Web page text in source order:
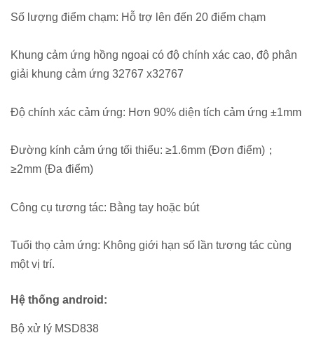
Số lượng điểm chạm: Hỗ trợ lên đến 20 điểm chạm
Khung cảm ứng hồng ngoại có độ chính xác cao, độ phân
giải khung cảm ứng 32767 x32767
Độ chính xác cảm ứng: Hơn 90% diện tích cảm ứng ±1mm
Đường kính cảm ứng tối thiểu: ≥1.6mm (Đơn điểm)；
≥2mm (Đa điểm)
Công cụ tương tác: Bằng tay hoặc bút
Tuổi thọ cảm ứng: Không giới hạn số lần tương tác cùng
một vị trí.
Hệ thống android:
Bộ xử lý MSD838